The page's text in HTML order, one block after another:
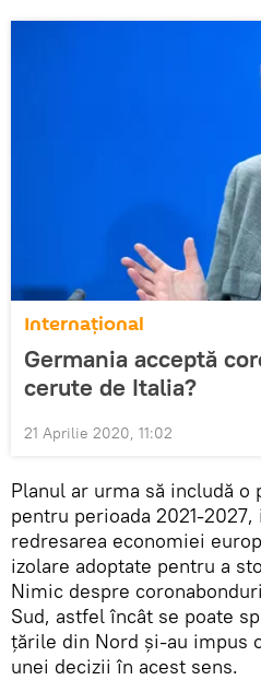
Internaţional
Germania acceptă
cerute de Italia?
21 Aprilie 2020, 11:02
Planul ar urma să includă o
pentru perioada 2021-
redresarea economiei
izolare adoptate pentru a
Nimic despre
Sud, astfel încât se poate
țările din Nord și-au impus
unei decizii în acest sens.